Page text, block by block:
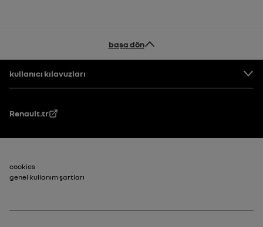
başa dön
Altbilgi
kullanıcı kılavuzları
Renault.tr
Alt Bilgi_2
cookies
genel kullanım şartları